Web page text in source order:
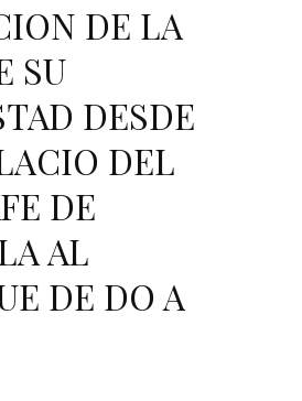
DE LA
SU
DESDE
DEL
DE
AL
DE DO A